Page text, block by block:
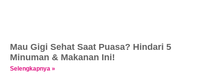
Mau Gigi Sehat Saat Puasa? Hindari 5
Minuman & Makanan Ini!
Selengkapnya »